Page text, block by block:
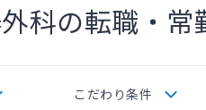
科の転職・常
こだわり条件